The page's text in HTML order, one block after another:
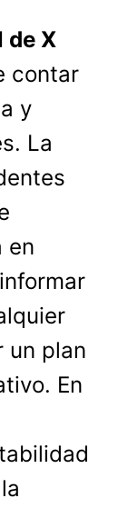
de X
contar
y
La
en
un plan
En